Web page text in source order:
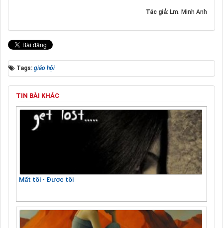
Tác giả: Lm. Minh Anh
Tags: giáo hội
TIN BÀI KHÁC
Mất tôi - Được tôi